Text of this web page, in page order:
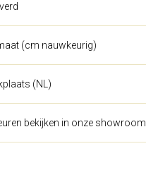
(cm nauwkeurig)
(NL)
bekijken in onze showroom